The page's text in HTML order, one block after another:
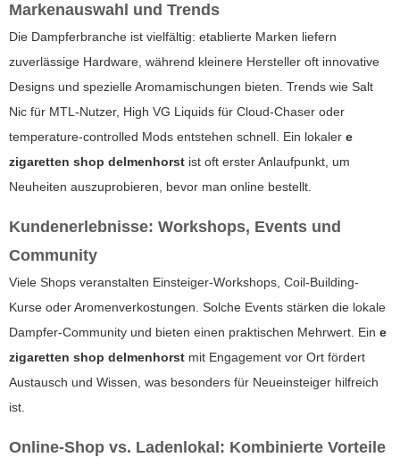
Markenauswahl und Trends
Die Dampferbranche ist vielfältig: etablierte Marken liefern
zuverlässige Hardware, während kleinere Hersteller oft innovative
Designs und spezielle Aromamischungen bieten. Trends wie Salt
Nic für MTL-Nutzer, High VG Liquids für Cloud-Chaser oder
temperature-controlled Mods entstehen schnell. Ein lokaler e
zigaretten shop delmenhorst ist oft erster Anlaufpunkt, um
Neuheiten auszuprobieren, bevor man online bestellt.
Kundenerlebnisse: Workshops, Events und
Community
Viele Shops veranstalten Einsteiger-Workshops, Coil-Building-
Kurse oder Aromenverkostungen. Solche Events stärken die lokale
Dampfer-Community und bieten einen praktischen Mehrwert. Ein e
zigaretten shop delmenhorst mit Engagement vor Ort fördert
Austausch und Wissen, was besonders für Neueinsteiger hilfreich
ist.
Online-Shop vs. Ladenlokal: Kombinierte Vorteile